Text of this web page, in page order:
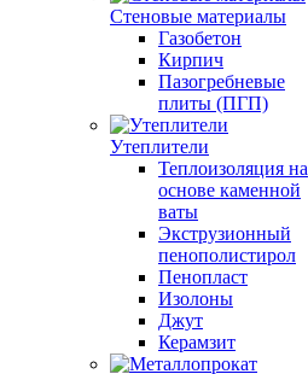
Стеновые материалы
Газобетон
Кирпич
Пазогребневые
плиты (ПГП)
Утеплители
Теплоизоляция на
основе каменной
ваты
Экструзионный
пенополистирол
Пенопласт
Изолоны
Джут
Керамзит